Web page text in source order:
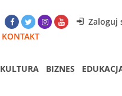
Zaloguj
KONTAKT
KULTURA BIZNES